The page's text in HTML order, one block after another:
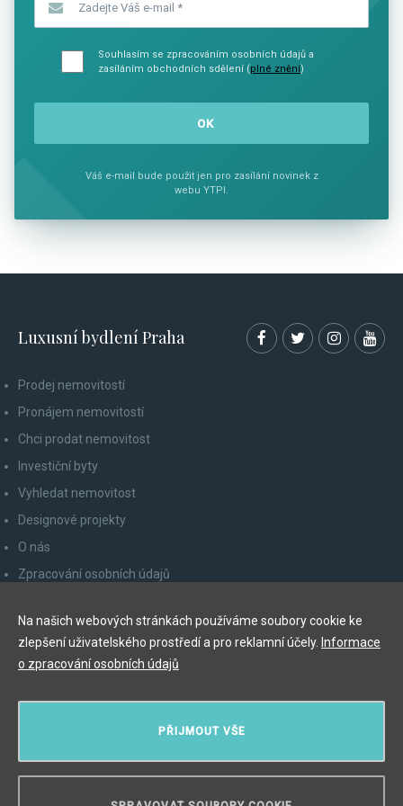
Souhlasím se zpracováním osobních údajů a
zasíláním obchodních sdělení (plné znění)
Váš e-mail bude použit jen pro zasílání novinek z
webu YTPI.
Luxusní bydlení Praha
Prodej nemovitostí
Pronájem nemovitostí
Chci prodat nemovitost
Investiční byty
Vyhledat nemovitost
Designové projekty
O nás
Zpracování osobních údajů
Odhlášení z newsletteru
Myslíková 245/3, 110 00 Praha 1
PŘIJMOUT VŠE
Na našich webových stránkách používáme soubory cookie ke
zlepšení uživatelského prostředí a pro reklamní účely. Informace
o zpracování osobních údajů